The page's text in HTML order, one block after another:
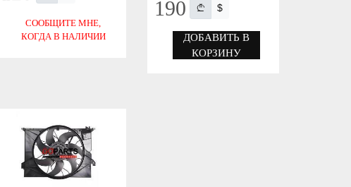
СООБЩИТЕ МНЕ,
КОГДА В НАЛИЧИИ
190 $
ДОБАВИТЬ В
КОРЗИНУ